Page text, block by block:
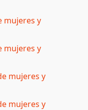
mujeres y
mujeres y
mujeres y
mujeres y